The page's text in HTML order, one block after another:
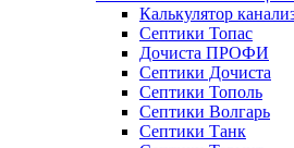
Калькулятор
Септики Топас
Дочиста ПРОФИ
Септики Дочиста
Септики Тополь
Септики Волгарь
Септики Танк